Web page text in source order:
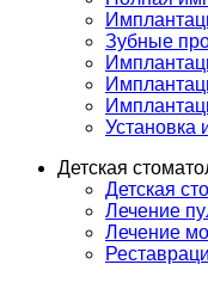
Зубные
Установка
Детская
Детская
Лечение
Лечение